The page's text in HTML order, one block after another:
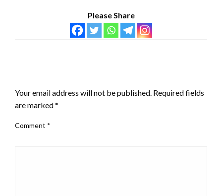
Please Share
Your email address will not be published. Required fields
are marked*
Comment *